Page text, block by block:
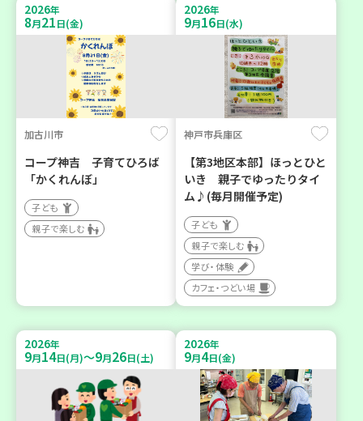
2026年
8月21日(金)
加古川市
コープ神吉 子育てひろば
「かくれんぼ」
子ども
親子で楽しむ
2026年
9月16日(水)
神戸市兵庫区
【第3地区本部】ほっとひと
いき 親子でゆったりタイ
ム♪(毎月開催予定)
子ども
親子で楽しむ
学び・体験
カフェ・つどい場
2026年
9月14日(月)～9月26日(土)
2026年
9月4日(金)